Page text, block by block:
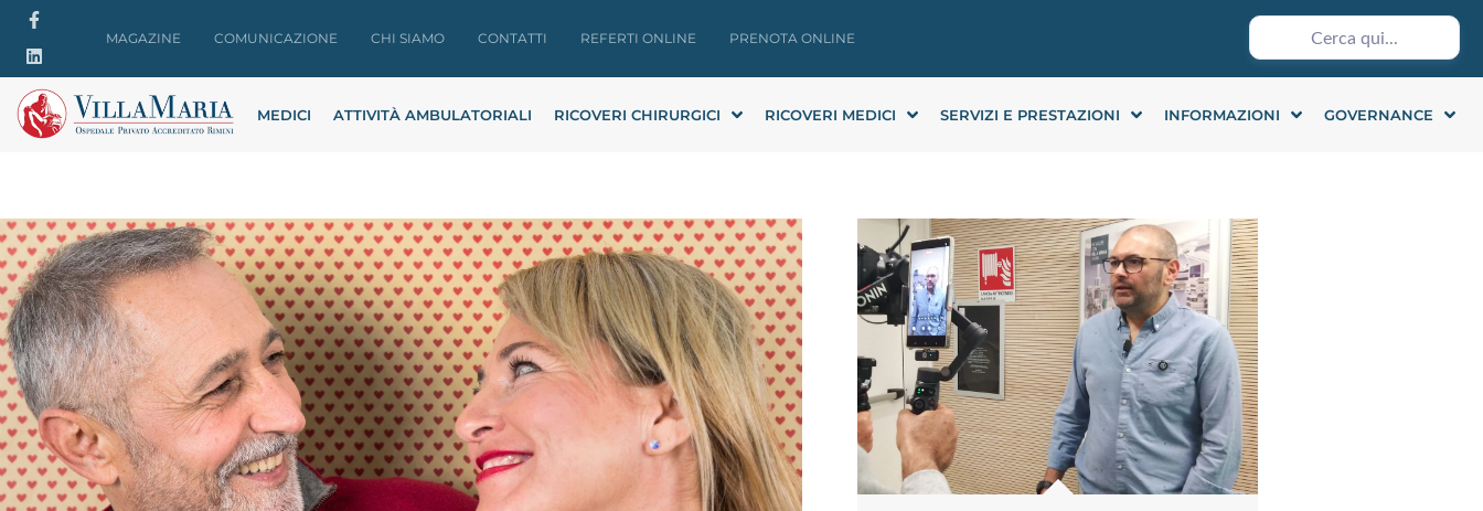
MAGAZINE COMUNICAZIONE CHI SIAMO CONTATTI REFERTI ONLINE PRENOTA ONLINE
MEDICI ATTIVITÀ AMBULATORIALI RICOVERI CHIRURGICI RICOVERI MEDICI SERVIZI E PRESTAZIONI INFORMAZIONI GOVERNANCE